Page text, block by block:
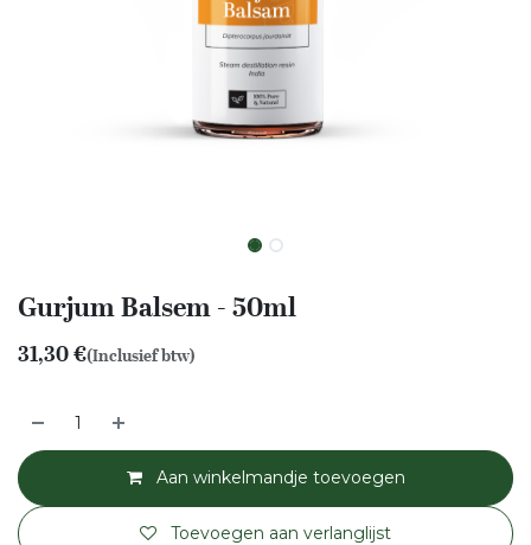
Gurjum Balsem - 50ml
31,30€(Inclusief btw)
Aan winkelmandje toevoegen
Toevoegen aan verlanglijst